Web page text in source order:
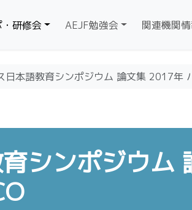
・研修会 AEJF勉強会 関連機関
日本語教育シンポジウム 論文集 2017
シンポジウム